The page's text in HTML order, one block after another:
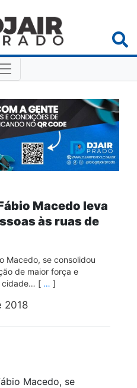
Macedo leva
às ruas de
Macedo, se consolidou
de maior força e
cidade… [ … ]
2018
Macedo, se